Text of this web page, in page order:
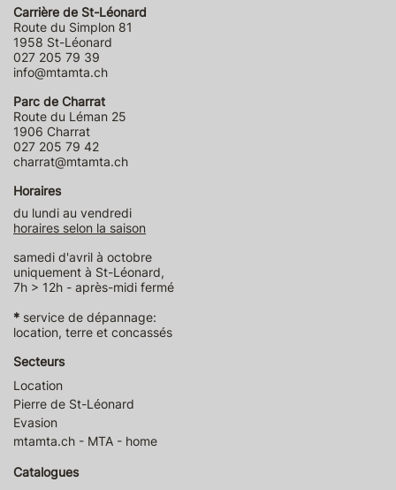
Carrière de St-Léonard
Route du Simplon 81
1958 St-Léonard
027 205 79 39
info@mtamta.ch
Parc de Charrat
Route du Léman 25
1906 Charrat
027 205 79 42
charrat@mtamta.ch
Horaires
du lundi au vendredi
horaires selon la saison
samedi d'avril à octobre
uniquement à St-Léonard,
7h > 12h - après-midi fermé
* service de dépannage:
location, terre et concassés
Secteurs
Location
Pierre de St-Léonard
Evasion
mtamta.ch - MTA - home
Catalogues